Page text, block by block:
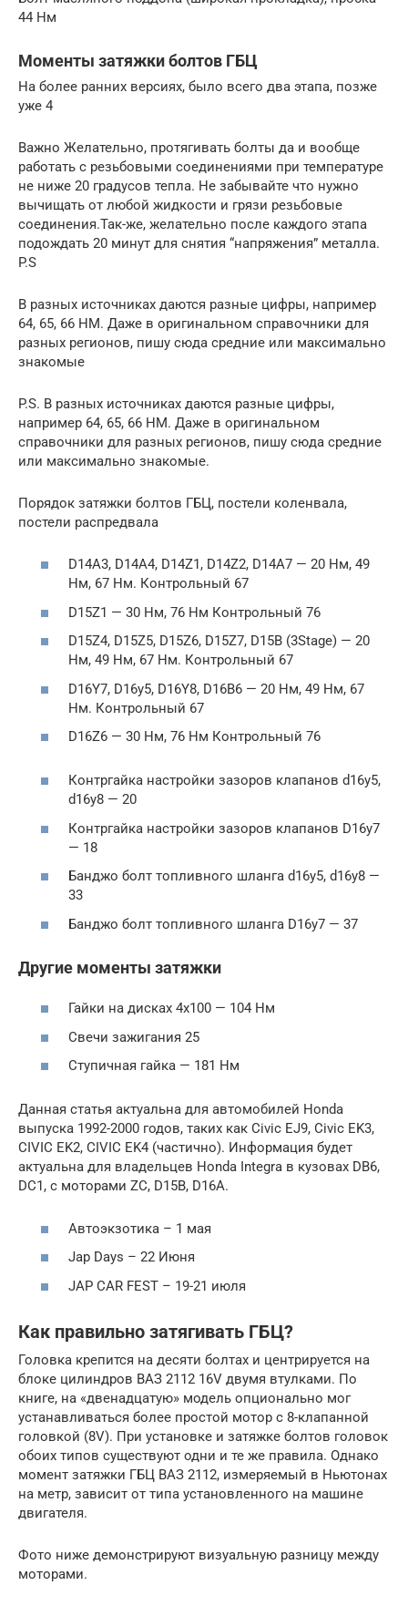
44 Нм
Моменты затяжки болтов ГБЦ
На более ранних версиях, было всего два этапа, позже
уже 4
Важно Желательно, протягивать болты да и вообще
работать с резьбовыми соединениями при температуре
не ниже 20 градусов тепла. Не забывайте что нужно
вычищать от любой жидкости и грязи резьбовые
соединения.Так-же, желательно после каждого этапа
подождать 20 минут для снятия “напряжения” металла.
P.S
В разных источниках даются разные цифры, например
64, 65, 66 НМ. Даже в оригинальном справочники для
разных регионов, пишу сюда средние или максимально
знакомые
P.S. В разных источниках даются разные цифры,
например 64, 65, 66 НМ. Даже в оригинальном
справочники для разных регионов, пишу сюда средние
или максимально знакомые.
Порядок затяжки болтов ГБЦ, постели коленвала,
постели распредвала
D14A3, D14A4, D14Z1, D14Z2, D14A7 — 20 Нм, 49
Нм, 67 Нм. Контрольный 67
D15Z1 — 30 Нм, 76 Нм Контрольный 76
D15Z4, D15Z5, D15Z6, D15Z7, D15B (3Stage) — 20
Нм, 49 Нм, 67 Нм. Контрольный 67
D16Y7, D16y5, D16Y8, D16B6 — 20 Нм, 49 Нм, 67
Нм. Контрольный 67
D16Z6 — 30 Нм, 76 Нм Контрольный 76
Контргайка настройки зазоров клапанов d16y5,
d16y8 — 20
Контргайка настройки зазоров клапанов D16y7
— 18
Банджо болт топливного шланга d16y5, d16y8 —
33
Банджо болт топливного шланга D16y7 — 37
Другие моменты затяжки
Гайки на дисках 4х100 — 104 Нм
Свечи зажигания 25
Ступичная гайка — 181 Нм
Данная статья актуальна для автомобилей Honda
выпуска 1992-2000 годов, таких как Civic EJ9, Civic EK3,
CIVIC EK2, CIVIC EK4 (частично). Информация будет
актуальна для владельцев Honda Integra в кузовах DB6,
DC1, с моторами ZC, D15B, D16A.
Автоэкзотика – 1 мая
Jap Days – 22 Июня
JAP CAR FEST – 19-21 июля
Как правильно затягивать ГБЦ?
Головка крепится на десяти болтах и центрируется на
блоке цилиндров ВАЗ 2112 16V двумя втулками. По
книге, на «двенадцатую» модель опционально мог
устанавливаться более простой мотор с 8-клапанной
головкой (8V). При установке и затяжке болтов головок
обоих типов существуют одни и те же правила. Однако
момент затяжки ГБЦ ВАЗ 2112, измеряемый в Ньютонах
на метр, зависит от типа установленного на машине
двигателя.
Фото ниже демонстрируют визуальную разницу между
моторами.